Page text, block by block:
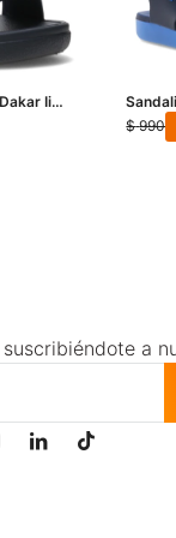
Ii
Azul -
$ 990
a
 